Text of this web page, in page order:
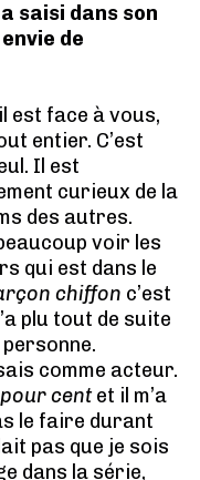
a saisi dans son
de
est face à vous,
entier. C’est
Il est
curieux de la
des autres.
voir les
qui est dans le
chiffon c’est
plu tout de suite
comme acteur.
centet il m’a
le faire durant
pas que je sois
dans la série,